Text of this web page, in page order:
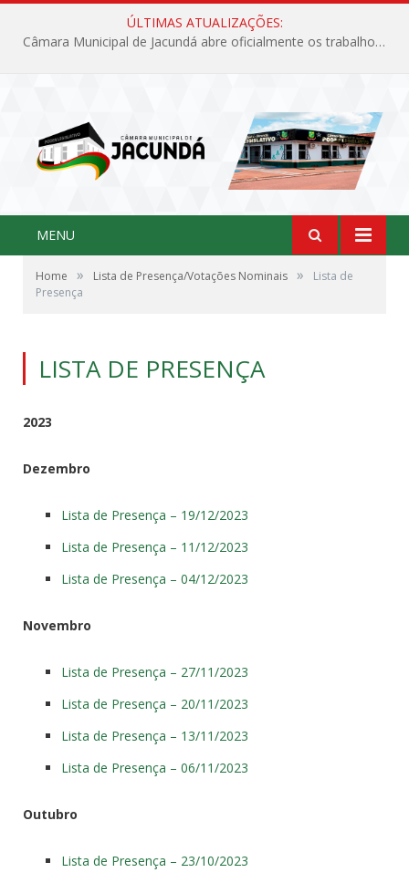
ÚLTIMAS ATUALIZAÇÕES:
Câmara Municipal de Jacundá abre oficialmente os trabalhos legislativos de 2026
MENU
Home » Lista de Presença/Votações Nominais »
Lista de
Presença
LISTA DE PRESENÇA
2023
Dezembro
Lista de Presença – 19/12/2023
Lista de Presença – 11/12/2023
Lista de Presença – 04/12/2023
Novembro
Lista de Presença – 27/11/2023
Lista de Presença – 20/11/2023
Lista de Presença – 13/11/2023
Lista de Presença – 06/11/2023
Outubro
Lista de Presença – 23/10/2023